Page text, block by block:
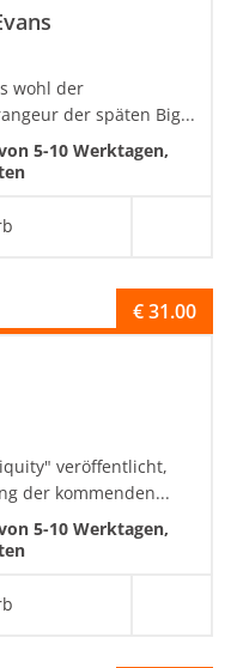
wohl der
der späten Big...
5-10 Werktagen,
€31.00
veröffentlicht,
der kommenden...
5-10 Werktagen,